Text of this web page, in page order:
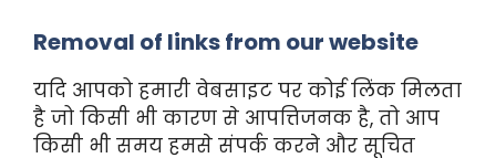
Removal of links from our website
यदि आपको हमारी वेबसाइट पर कोई लिंक मिलता
है जो किसी भी कारण से आपत्तिजनक है, तो आप
किसी भी समय हमसे संपर्क करने और सूचित